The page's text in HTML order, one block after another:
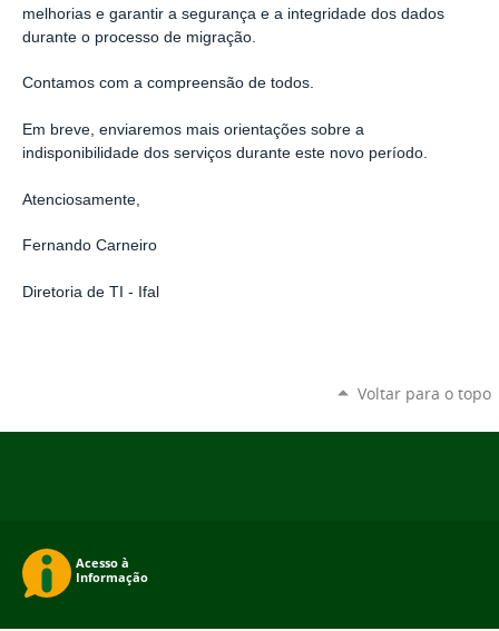
melhorias e garantir a segurança e a integridade dos dados
durante o processo de migração.
Contamos com a compreensão de todos.
Em breve, enviaremos mais orientações sobre a
indisponibilidade dos serviços durante este novo período.
Atenciosamente,
Fernando Carneiro
Diretoria de TI - Ifal
Voltar para o topo